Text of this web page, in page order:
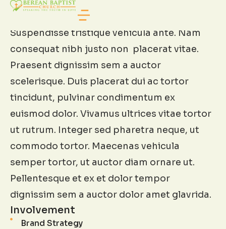
BRANDING
Case overview
Suspendisse tristique vehicula ante. Nam
consequat nibh justo non placerat vitae.
Praesent dignissim sem a auctor
scelerisque. Duis placerat dui ac tortor
tincidunt, pulvinar condimentum ex
euismod dolor. Vivamus ultrices vitae tortor
ut rutrum. Integer sed pharetra neque, ut
commodo tortor. Maecenas vehicula
semper tortor, ut auctor diam ornare ut.
Pellentesque et ex et dolor tempor
dignissim sem a auctor dolor amet glavrida.
Involvement
Brand Strategy